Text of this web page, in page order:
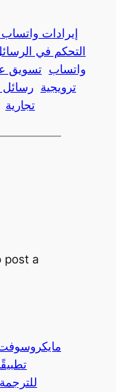
إيرادات
التحكم في
واتساب تسويق
ترويجية رسائل
تجارية
post a